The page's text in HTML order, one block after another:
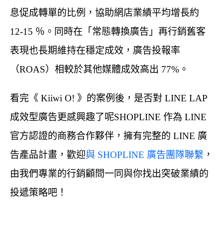
息促成轉單的比例，協助網店業績平均增長約
12-15 ％。同時在「常態轉換廣告」再行銷舊客
表現也長期維持在穩定成效，廣告投報率
（ROAS）相較於其他媒體成效高出 77%。
看完《 Kiiwi O! 》的案例後，是否對 LINE LAP
成效型廣告更感興趣了呢SHOPLINE 作為 LINE
官方認證的商務合作夥伴，擁有完整的 LINE 廣
告產品計畫，歡迎與 SHOPLINE 廣告團隊聯繫 ，
由我們專業的行銷顧問一同與你找出突破業績的
投遞策略吧！